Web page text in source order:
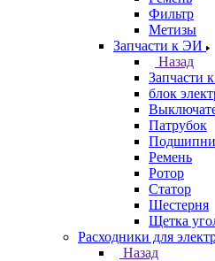
Фильтр
Метизы
Запчасти к ЭИ
Назад
Запчасти
блок
Патрубок
Ремень
Ротор
Статор
Шестерня
Щетка
Расходники для
Назад